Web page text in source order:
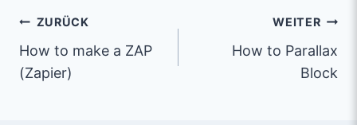
ZURÜCK
How to make a ZAP
(Zapier)
WEITER
How to Parallax
Block